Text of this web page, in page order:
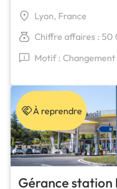
Lyon, France
Chiffre affaires :
Motif : Changement
À reprendre
Gérance station